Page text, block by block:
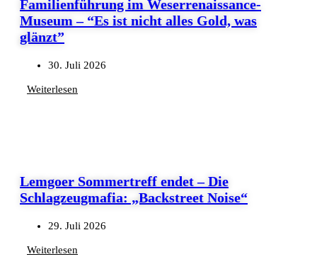
Familienführung im Weserrenaissance-
Museum – “Es ist nicht alles Gold, was
glänzt”
30. Juli 2026
Weiterlesen
Lemgoer Sommertreff endet – Die
Schlagzeugmafia: „Backstreet Noise“
29. Juli 2026
Weiterlesen